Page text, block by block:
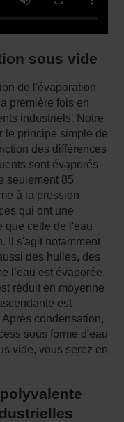
sous vide
de l'évaporation
première fois en
industriels. Notre
le principe simple de
des différences
sont évaporés
seulement 85
à la pression
qui ont une
que celle de l'eau
Il s'agit notamment
des huiles, des
l’eau est évaporée,
réduit en moyenne
est
condensation,
sous forme d'eau
vide, vous serez en